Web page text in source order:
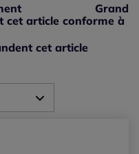
Grand
cet article conforme à
cet article